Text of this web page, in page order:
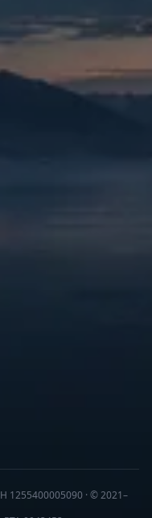
1255400005090 · © 2021–